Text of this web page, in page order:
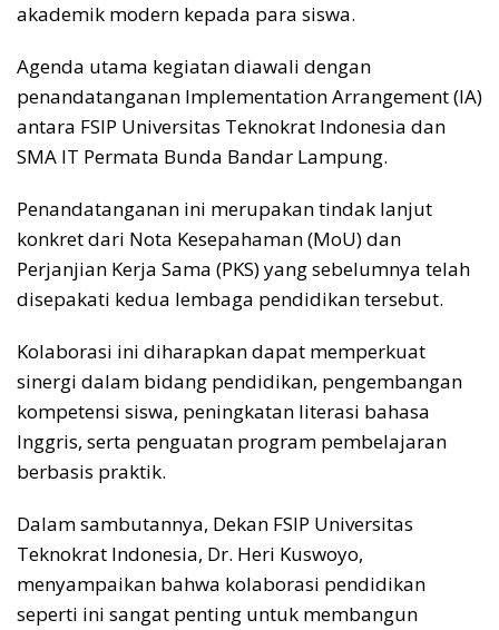
akademik modern kepada para siswa.
Agenda utama kegiatan diawali dengan
penandatanganan Implementation Arrangement (IA)
antara FSIP Universitas Teknokrat Indonesia dan
SMA IT Permata Bunda Bandar Lampung.
Penandatanganan ini merupakan tindak lanjut
konkret dari Nota Kesepahaman (MoU) dan
Perjanjian Kerja Sama (PKS) yang sebelumnya telah
disepakati kedua lembaga pendidikan tersebut.
Kolaborasi ini diharapkan dapat memperkuat
sinergi dalam bidang pendidikan, pengembangan
kompetensi siswa, peningkatan literasi bahasa
Inggris, serta penguatan program pembelajaran
berbasis praktik.
Dalam sambutannya, Dekan FSIP Universitas
Teknokrat Indonesia, Dr. Heri Kuswoyo,
menyampaikan bahwa kolaborasi pendidikan
seperti ini sangat penting untuk membangun